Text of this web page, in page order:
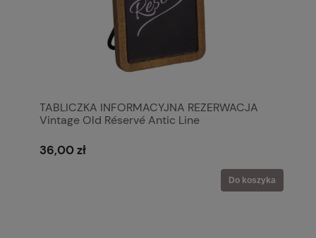
TABLICZKA INFORMACYJNA REZERWACJA
Vintage Old Réservé Antic Line
36,00 zł
Do koszyka